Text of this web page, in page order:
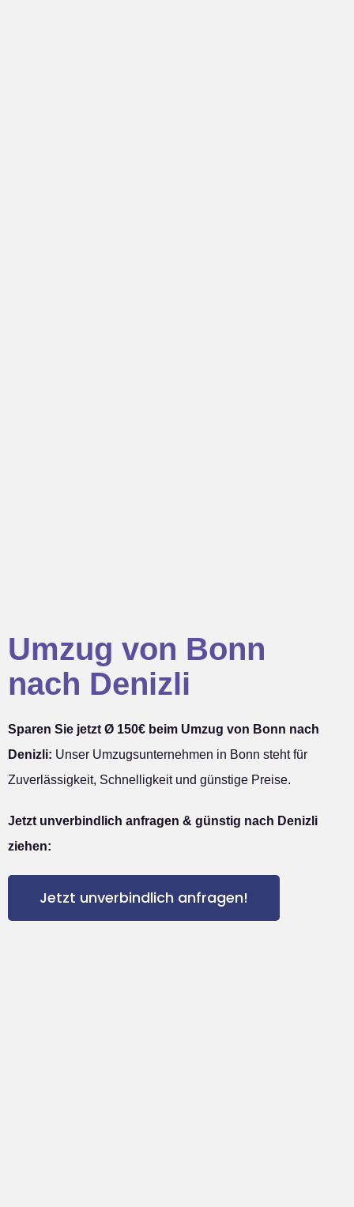
Umzug von Bonn
nach Denizli
Sparen Sie jetzt Ø 150€ beim Umzug von Bonn nach
Denizli: Unser Umzugsunternehmen in Bonn steht für
Zuverlässigkeit, Schnelligkeit und günstige Preise.
Jetzt unverbindlich anfragen & günstig nach Denizli
ziehen:
Jetzt unverbindlich anfragen!